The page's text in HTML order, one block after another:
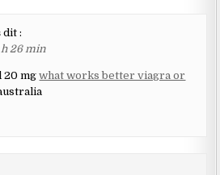
dit :
h 26 min
20 mgwhat works better viagra or